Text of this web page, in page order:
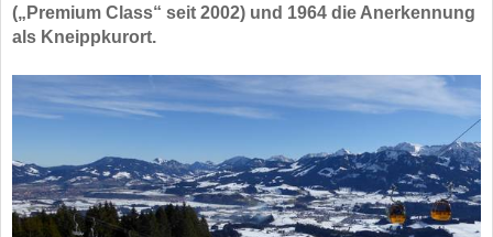
(„Premium Class“ seit 2002) und 1964 die Anerkennung
als Kneippkurort.